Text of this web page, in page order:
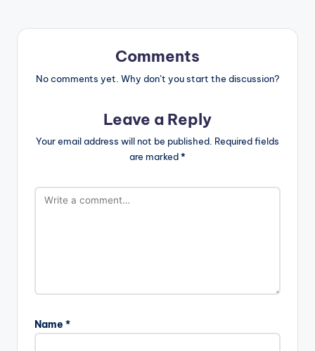
Comments
No comments yet. Why don’t you start the discussion?
Leave a Reply
Your email address will not be published. Required fields
are marked*
Name *